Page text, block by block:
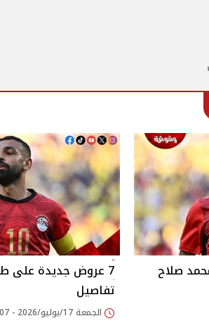
صلاح
7 عروض جديدة على
تفاصيل
الجمعة 17/يوليو/2026 - 03:07 م